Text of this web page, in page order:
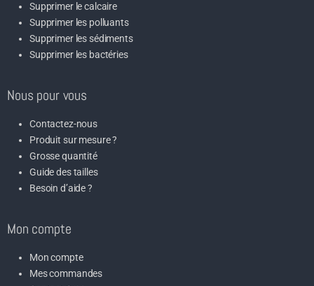
Supprimer le calcaire
Supprimer les polluants
Supprimer les sédiments
Supprimer les bactéries
Nous pour vous
Contactez-nous
Produit sur mesure ?
Grosse quantité
Guide des tailles
Besoin d’aide ?
Mon compte
Mon compte
Mes commandes